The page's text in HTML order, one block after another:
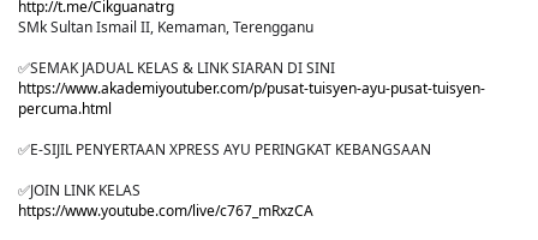
http://t.me/Cikguanatrg
SMk Sultan Ismail II, Kemaman, Terengganu
✅SEMAK JADUAL KELAS & LINK SIARAN DI SINI
https://www.akademiyoutuber.com/p/pusat-tuisyen-ayu-pusat-tuisyen-
percuma.html
✅E-SIJIL PENYERTAAN XPRESS AYU PERINGKAT KEBANGSAAN
✅JOIN LINK KELAS
https://www.youtube.com/live/c767_mRxzCA